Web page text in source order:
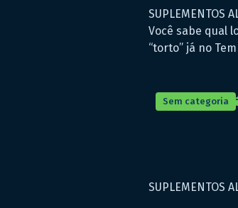
SUPLEMENTOS
Você sabe qual
“torto” já no
Sem categoria
SUPLEMENTOS